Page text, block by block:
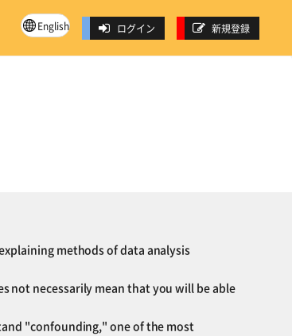
English ログイン 新規登録
methods of data analysis
not necessarily mean that you will be able
"confounding," one of the most